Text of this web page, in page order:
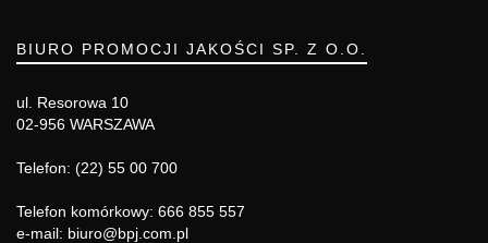
BIURO PROMOCJI JAKOŚCI SP. Z O.O.
ul. Resorowa 10
02-956 WARSZAWA
Telefon: (22) 55 00 700
Telefon komórkowy: 666 855 557
e-mail: biuro@bpj.com.pl